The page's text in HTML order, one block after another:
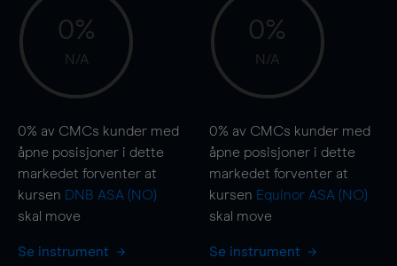
0%
N/A
0% av CMCs kunder med
åpne posisjoner i dette
markedet forventer at
kursen DNB ASA (NO)
skal move
Se instrument
0%
N/A
0% av CMCs kunder med
åpne posisjoner i dette
markedet forventer at
kursen Equinor ASA (NO)
skal move
Se instrument